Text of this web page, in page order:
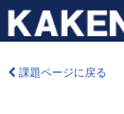
課題ページに戻る